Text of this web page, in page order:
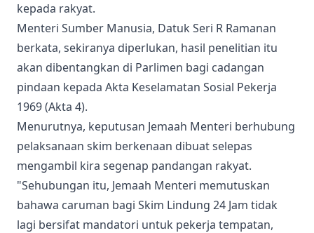
kepada rakyat.
Menteri Sumber Manusia, Datuk Seri R Ramanan
berkata, sekiranya diperlukan, hasil penelitian itu
akan dibentangkan di Parlimen bagi cadangan
pindaan kepada Akta Keselamatan Sosial Pekerja
1969 (Akta 4).
Menurutnya, keputusan Jemaah Menteri berhubung
pelaksanaan skim berkenaan dibuat selepas
mengambil kira segenap pandangan rakyat.
"Sehubungan itu, Jemaah Menteri memutuskan
bahawa caruman bagi Skim Lindung 24 Jam tidak
lagi bersifat mandatori untuk pekerja tempatan,